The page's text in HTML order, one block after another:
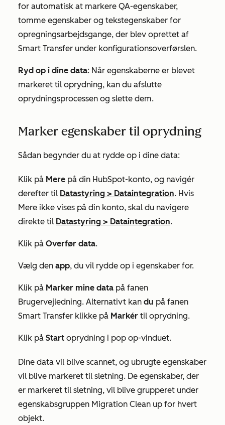
for automatisk at markere QA-egenskaber,
tomme egenskaber og tekstegenskaber for
opregningsarbejdsgange, der blev oprettet af
Smart Transfer under konfigurationsoverførslen.
Ryd op i dine data: Når egenskaberne er blevet
markeret til oprydning, kan du afslutte
oprydningsprocessen og slette dem.
Marker egenskaber til oprydning
Sådan begynder du at rydde op i dine data:
Klik på Mere på din HubSpot-konto, og navigér
derefter til Datastyring > Dataintegration. Hvis
Mere ikke vises på din konto, skal du navigere
direkte til Datastyring > Dataintegration.
Klik på Overfør data.
Vælg den app, du vil rydde op i egenskaber for.
Klik på Marker mine data på fanen
Brugervejledning. Alternativt kan du på fanen
Smart Transfer klikke på Markér til oprydning.
Klik på Start oprydning i pop op-vinduet.
Dine data vil blive scannet, og ubrugte egenskaber
vil blive markeret til sletning. De egenskaber, der
er markeret til sletning, vil blive grupperet under
egenskabsgruppen Migration Clean up for hvert
objekt.